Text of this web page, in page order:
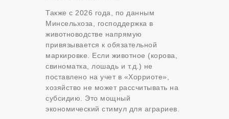
Также с 2026 года, по данным
Минсельхоза, господдержка в
животноводстве напрямую
привязывается к обязательной
маркировке. Если животное (корова,
свиноматка, лошадь и т.д.) не
поставлено на учет в «Хорриоте»,
хозяйство не может рассчитывать на
субсидию . Это мощный
экономический стимул для аграриев.